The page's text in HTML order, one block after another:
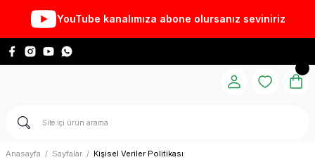
YouTube kanalımıza abone olursanız seviniriz
Anasayfa Sayfalar Kişisel Veriler Politikası